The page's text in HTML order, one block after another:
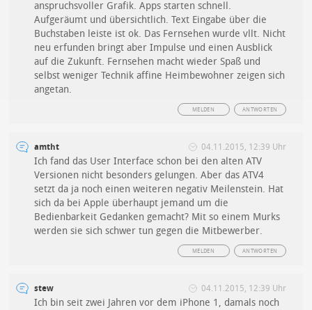
anspruchsvoller Grafik. Apps starten schnell.
Aufgeräumt und übersichtlich. Text Eingabe über die
Buchstaben leiste ist ok. Das Fernsehen wurde vllt. Nicht
neu erfunden bringt aber Impulse und einen Ausblick
auf die Zukunft. Fernsehen macht wieder Spaß und
selbst weniger Technik affine Heimbewohner zeigen sich
angetan.
ANTWORTEN
MELDEN
amtht 04.11.2015, 12:39 Uhr
Ich fand das User Interface schon bei den alten ATV
Versionen nicht besonders gelungen. Aber das ATV4
setzt da ja noch einen weiteren negativ Meilenstein. Hat
sich da bei Apple überhaupt jemand um die
Bedienbarkeit Gedanken gemacht? Mit so einem Murks
werden sie sich schwer tun gegen die Mitbewerber.
ANTWORTEN
MELDEN
stew 04.11.2015, 12:39 Uhr
Ich bin seit zwei Jahren vor dem iPhone 1, damals noch